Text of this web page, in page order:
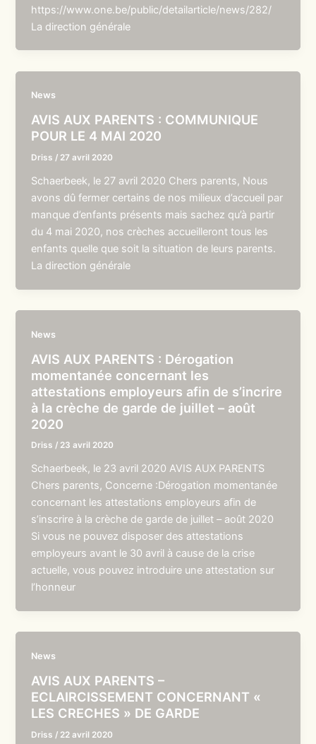
https://www.one.be/public/detailarticle/news/282/
La direction générale
News
AVIS AUX PARENTS : COMMUNIQUE
POUR LE 4 MAI 2020
Driss / 27 avril 2020
Schaerbeek, le 27 avril 2020 Chers parents, Nous
avons dû fermer certains de nos milieux d’accueil par
manque d’enfants présents mais sachez qu’à partir
du 4 mai 2020, nos crèches accueilleront tous les
enfants quelle que soit la situation de leurs parents.
La direction générale
News
AVIS AUX PARENTS : Dérogation
momentanée concernant les
attestations employeurs afin de s’incrire
à la crèche de garde de juillet – août
2020
Driss / 23 avril 2020
Schaerbeek, le 23 avril 2020 AVIS AUX PARENTS
Chers parents, Concerne :Dérogation momentanée
concernant les attestations employeurs afin de
s’inscrire à la crèche de garde de juillet – août 2020
Si vous ne pouvez disposer des attestations
employeurs avant le 30 avril à cause de la crise
actuelle, vous pouvez introduire une attestation sur
l’honneur
News
AVIS AUX PARENTS –
ECLAIRCISSEMENT CONCERNANT «
LES CRECHES » DE GARDE
Driss / 22 avril 2020